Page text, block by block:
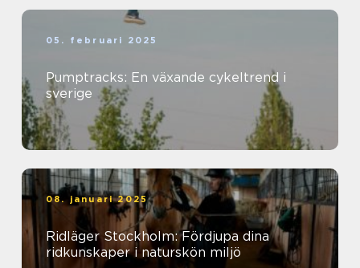
05. februari 2025
Pumptracks: En växande cykeltrend i
sverige
08. januari 2025
Ridläger Stockholm: Fördjupa dina
ridkunskaper i naturskön miljö